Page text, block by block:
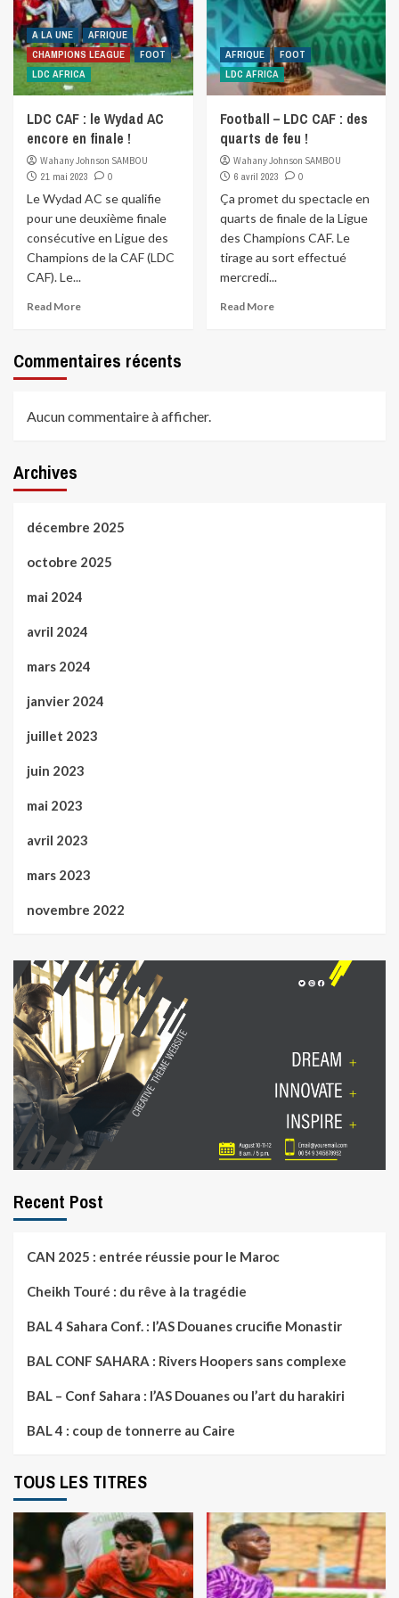
A LA UNE
AFRIQUE
CHAMPIONS LEAGUE
FOOT
LDC AFRICA
LDC CAF : le Wydad AC
encore en finale !
Wahany Johnson SAMBOU
21 mai 2023
0
Le Wydad AC se qualifie
pour une deuxième finale
consécutive en Ligue des
Champions de la CAF (LDC
CAF). Le...
Read More
AFRIQUE
FOOT
LDC AFRICA
Football – LDC CAF : des
quarts de feu !
Wahany Johnson SAMBOU
6 avril 2023
0
Ça promet du spectacle en
quarts de finale de la Ligue
des Champions CAF. Le
tirage au sort effectué
mercredi...
Read More
Commentaires récents
Aucun commentaire à afficher.
Archives
décembre 2025
octobre 2025
mai 2024
avril 2024
mars 2024
janvier 2024
juillet 2023
juin 2023
mai 2023
avril 2023
mars 2023
novembre 2022
Recent Post
CAN 2025 : entrée réussie pour le Maroc
Cheikh Touré : du rêve à la tragédie
BAL 4 Sahara Conf. : l’AS Douanes crucifie Monastir
BAL CONF SAHARA : Rivers Hoopers sans complexe
BAL – Conf Sahara : l’AS Douanes ou l’art du harakiri
BAL 4 : coup de tonnerre au Caire
TOUS LES TITRES